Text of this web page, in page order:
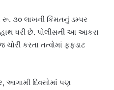
રૂ. ૩૦ લાખની કિંમતનું ડમ્પર
હાથ ધરી છે. પોલીસની આ આકરા
કરતા તત્વોમાં ફફડાટ
આગામી દિવસોમાં પણ